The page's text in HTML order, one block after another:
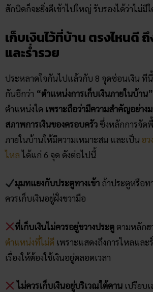
สักนิดก็จะยิ่งดีเข้าไปใหญ่ รับรองได้ว่าไม่มี
เก็บเงินไว้ที่บ้าน​ ตรงไหนดี
และร่ำรวย
ประหลาดใจกันไปแล้วกับ 8 จุดซ่อนเงิน ที
กันอีกว่า “ตำแหน่งการเก็บเงินภายในบ้าน”
ตำแหน่งใด เพราะถือว่ามีความสำคัญอย่า
สภาพการเงินของครอบครัว ซึ่งหลักการจัด
ภายในบ้านให้มีความเหมาะสม และเป็น ฮว
ไหลได้แก่ 6 จุด ดังต่อไปนี้
มุมทแยงกับประตูทางเข้า ถ้าประตูหรือท
ควรเก็บเงินอยู่ฝั่งขวามือ
ที่เก็บเงินไม่ควรอยู่ขวางประตู ตามหลักฮ
ตำแหน่งที่ไม่ดี เพราะแสดงถึงการไหลและ
เรื่องให้ต้องใช้เงินอยู่ตลอดเวลา
ไม่ควรเก็บเงินอยู่บริเวณใต้คาน เปรียบ